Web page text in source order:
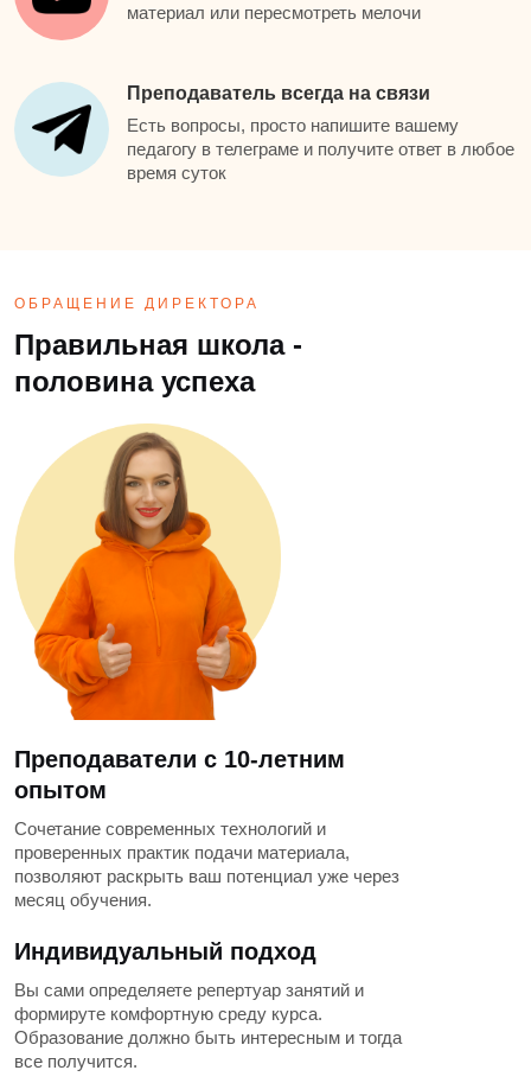
материал или пересмотреть мелочи
Преподаватель всегда на связи
Есть вопросы, просто напишите вашему
педагогу в телеграме и получите ответ в любое
время суток
ОБРАЩЕНИЕ ДИРЕКТОРА
Правильная школа -
половина успеха
Преподаватели с 10-летним
опытом
Сочетание современных технологий и
проверенных практик подачи материала,
позволяют раскрыть ваш потенциал уже через
месяц обучения.
Индивидуальный подход
Вы сами определяете репертуар занятий и
формируте комфортную среду курса.
Образование должно быть интересным и тогда
все получится.